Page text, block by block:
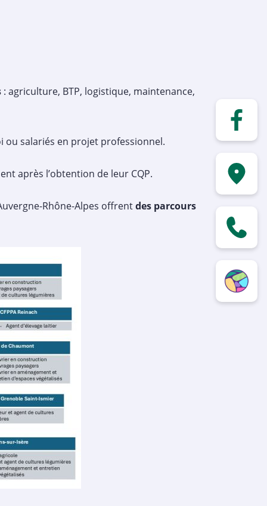
: agriculture, BTP, logistique, maintenance,
ou salariés en projet professionnel.
après l’obtention de leur CQP.
Rhône-Alpes offrentdes parcours